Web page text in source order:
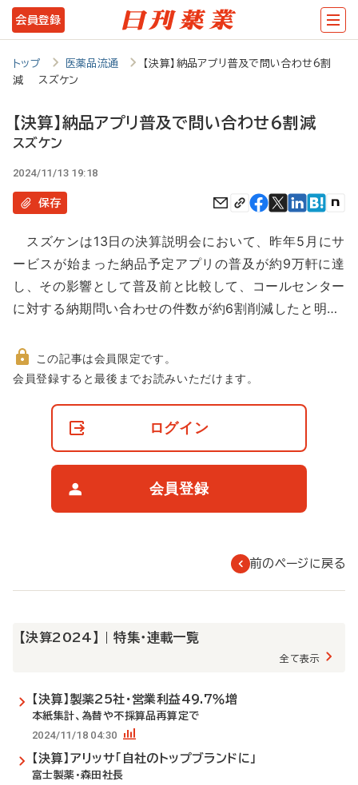
メ
イ
コ
ツ
に
動
会員登録
トップ 医薬品流通
【決算】納品アプリ普及で問い合わせ6割
減 スズケン
【決算】納品アプリ普及で問い合わせ6割減
スズケン
2024/11/13 19:18
保存
スズケンは13日の決算説明会において、昨年5月にサ
ービスが始まった納品予定アプリの普及が約9万軒に達
し、その影響として普及前と比較して、コールセンター
に対する納期問い合わせの件数が約6割削減したと明…
非
この記事は会員限定です。
会員登録すると最後までお読みいただけます。
ログイン
会員登録
前のページに戻る
【決算2024】 | 特集・連載一覧
全て表示
【決算】製薬25社・営業利益49.7％増
本紙集計、為替や不採算品再算定で
2024/11/18 04:30
【決算】アリッサ「自社のトップブランドに」
富士製薬・森田社長